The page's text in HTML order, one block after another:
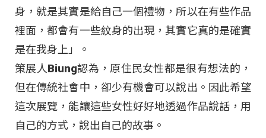
身，就是其實是給自己一個禮物，所以在有些作品
裡面，都會有一些紋身的出現，其實它真的是確實
是在我身上」。
策展人Biung認為，原住民女性都是很有想法的，
但在傳統社會中，卻少有機會可以說出。因此希望
這次展覽，能讓這些女性好好地透過作品說話，用
自己的方式，說出自己的故事。